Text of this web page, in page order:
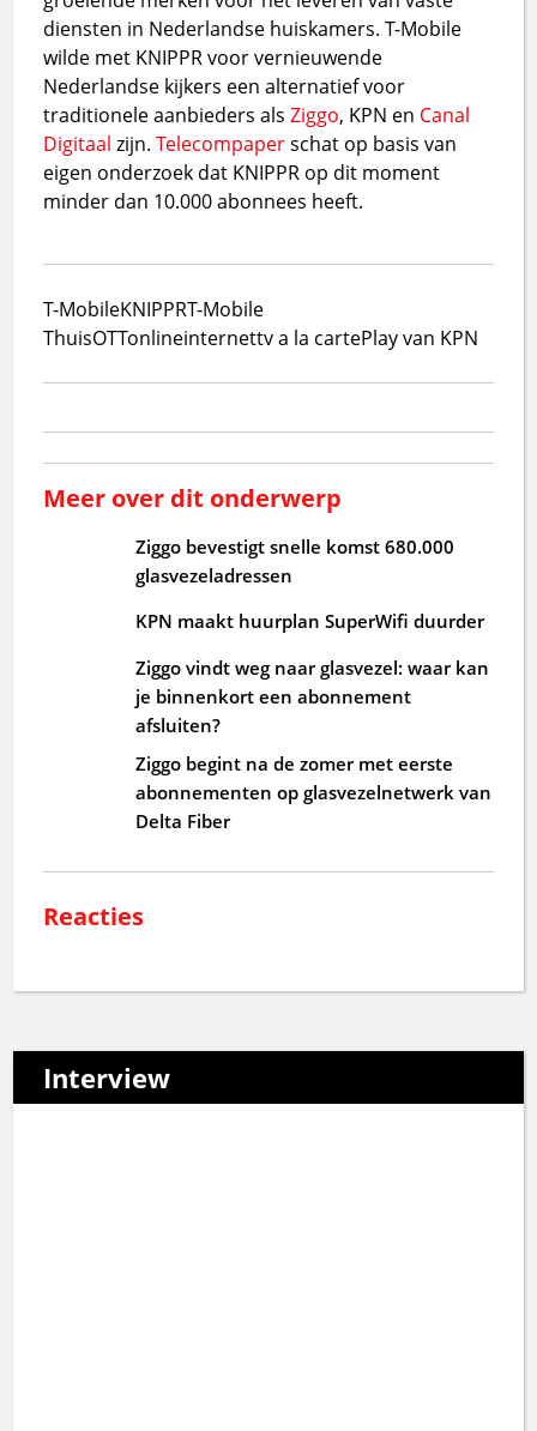
diensten in Nederlandse huiskamers. T-Mobile
wilde met KNIPPR voor vernieuwende
Nederlandse kijkers een alternatief voor
traditionele aanbieders alsZiggo, KPN en Canal
Digitaal zijn.Telecompaperschat op basis van
eigen onderzoek dat KNIPPR op dit moment
minder dan 10.000 abonnees heeft.
T-MobileKNIPPRT-Mobile
ThuisOTTonlineinternettv a la cartePlay van KPN
Meer over dit onderwerp
Ziggo bevestigt snelle komst 680.000
glasvezeladressen
KPN maakt huurplan SuperWifi duurder
Ziggo vindt weg naar glasvezel: waar kan
je binnenkort een abonnement
afsluiten?
Ziggo begint na de zomer met eerste
abonnementen op glasvezelnetwerk van
Delta Fiber
Reacties
Interview